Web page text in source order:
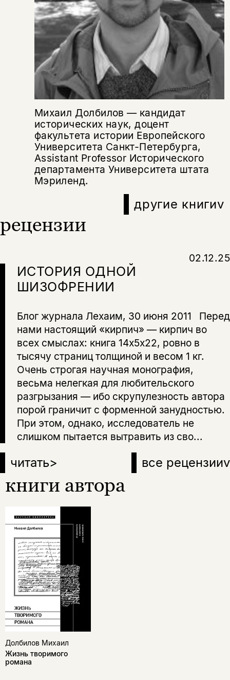
Михаил Долбилов — кандидат
исторических наук, доцент
факультета истории Европейского
Университета Санкт-Петербурга,
Assistant Professor Исторического
департамента Университета штата
Мэриленд.
другие книгиv
рецензии
ИСТОРИЯ ОДНОЙ
ШИЗОФРЕНИИ
02.12.25
Блог журнала Лехаим, 30 июня 2011 Перед
нами настоящий «кирпич» — кирпич во
всех смыслах: книга 14х5х22, ровно в
тысячу страниц толщиной и весом 1 кг.
Очень строгая научная монография,
весьма нелегкая для любительского
разгрызания — ибо скрупулезность автора
порой граничит с форменной занудностью.
При этом, однако, исследователь не
слишком пытается вытравить из сво...
читать> все рецензииv
книги автора
Долбилов Михаил
Жизнь творимого
романа
Поделиться
Копировать
ссылку
Вконтакте Телеграм Дзен
подписаться
подписаться
да
нет, вернуться назад